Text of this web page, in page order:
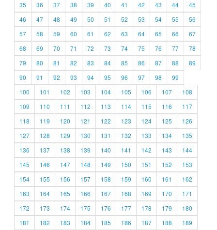
35
36 37 38 39 40 41 42 43 44
45
46
47 48 49 50 51 52 53 54 55
56
57
58 59 60 61 62 63 64 65 66
67
68
69 70 71 72 73 74 75 76 77
78
79
80 81 82 83 84 85 86 87 88
89
90
91 92 93 94 95 96 97 98
99
100
101 102 103 104 105 106 107
108
109
110 111 112 113 114 115 116
117
118
119 120 121 122 123 124 125
126
127
128 129 130 131 132 133 134
135
136
137 138 139 140 141 142 143
144
145
146 147 148 149 150 151 152
153
154
155 156 157 158 159 160 161
162
163
164 165 166 167 168 169 170
171
172
173 174 175 176 177 178 179
180
181
182 183 184 185 186 187 188
189